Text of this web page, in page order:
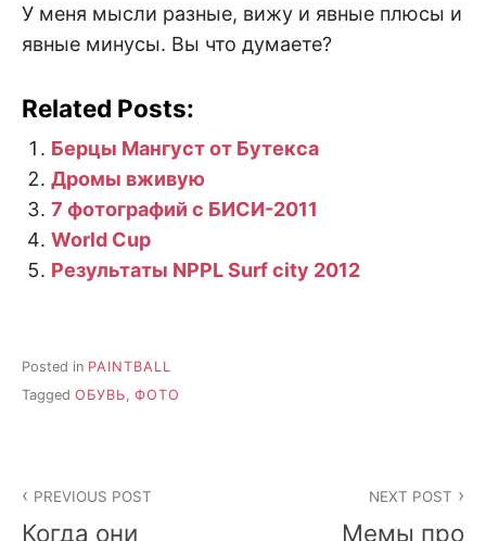
У меня мысли разные, вижу и явные плюсы и
явные минусы. Вы что думаете?
Related Posts:
Берцы Мангуст от Бутекса
Дромы вживую
7 фотографий с БИСИ-2011
World Cup
Результаты NPPL Surf city 2012
Posted in PAINTBALL
Tagged ОБУВЬ, ФОТО
navigation
PREVIOUS POST
Когда они
NEXT POST
Мемы про